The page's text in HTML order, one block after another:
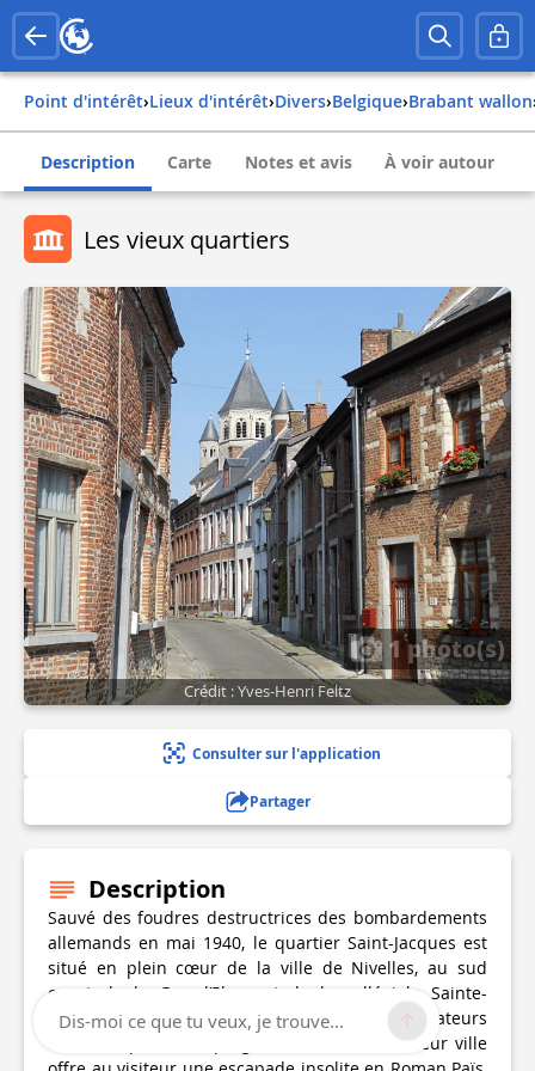
Point d'intérêt› Lieux d'intérêt› Divers› belgique› brabant wallon
Description Carte Notes et avis À voir autour
Les vieux quartiers
1 photo(s)
Crédit : Yves-Henri Feltz
Consulter sur l'application
Partager
Description
Sauvé des foudres destructrices des bombardements
allemands en mai 1940, le quartier Saint-Jacques est
situé en plein cœur de la ville de Nivelles, au sud
ouest de la Grand’Place et de la collégiale Sainte-
Gertrude. Amoureusement "investi" par les amateurs
de belles pierres imprégnés de l'histoire de leur ville
Dis-moi ce que tu veux, je trouve...